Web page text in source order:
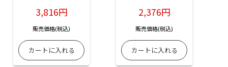
3,816円
販売価格(税込)
2,376円
販売価格(税込)